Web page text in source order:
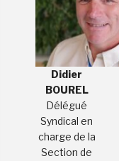
Didier
BOUREL
Délégué
Syndical en
charge de la
Section de